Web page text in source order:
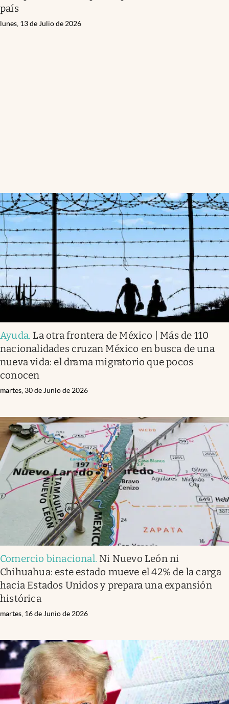
país
lunes, 13 de Julio de 2026
Ayuda. La otra frontera de México | Más de 110
nacionalidades cruzan México en busca de una
nueva vida: el drama migratorio que pocos
conocen
martes, 30 de Junio de 2026
Comercio binacional. Ni Nuevo León ni
Chihuahua: este estado mueve el 42% de la carga
hacia Estados Unidos y prepara una expansión
histórica
martes, 16 de Junio de 2026